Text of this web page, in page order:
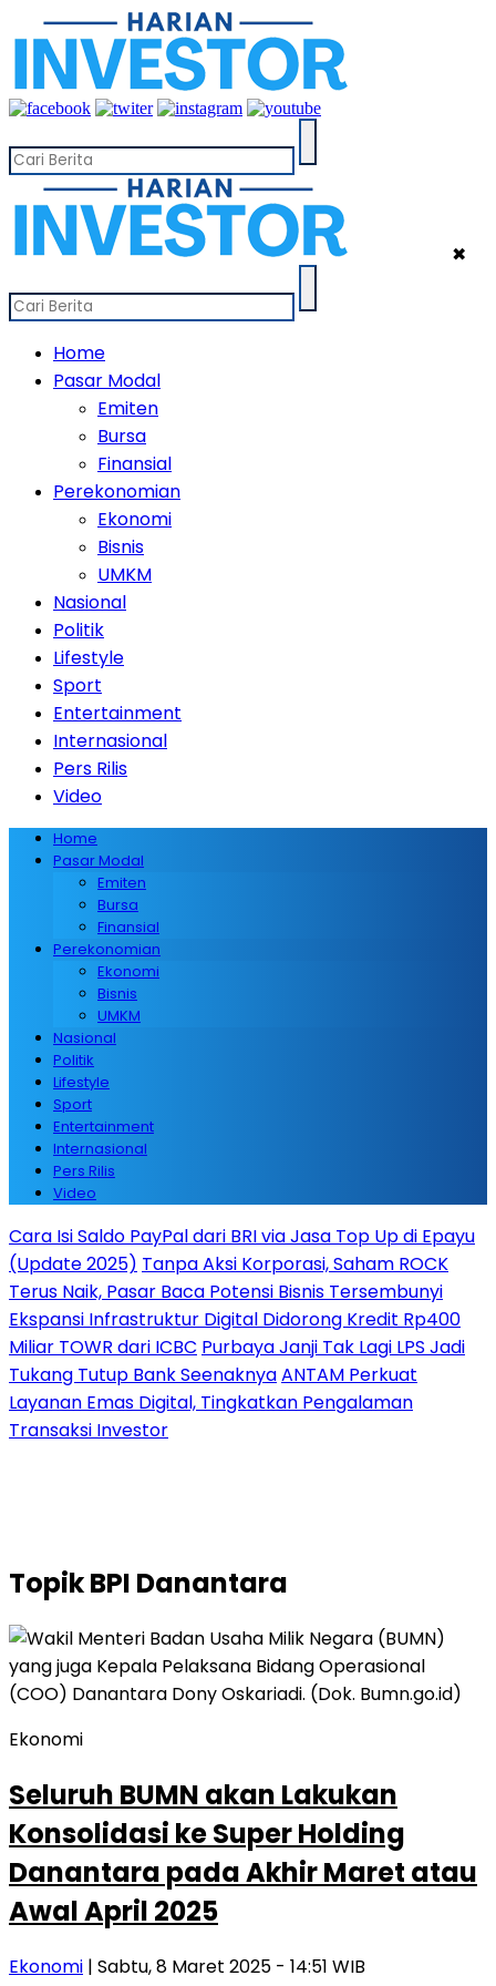
✖
Home
Pasar Modal
Emiten
Bursa
Finansial
Perekonomian
Ekonomi
Bisnis
UMKM
Nasional
Politik
Lifestyle
Sport
Entertainment
Internasional
Pers Rilis
Video
Home
Pasar Modal
Emiten
Bursa
Finansial
Perekonomian
Ekonomi
Bisnis
UMKM
Nasional
Politik
Lifestyle
Sport
Entertainment
Internasional
Pers Rilis
Video
Cara Isi Saldo PayPal dari BRI via Jasa Top Up di Epayu
(Update 2025) Tanpa Aksi Korporasi, Saham ROCK
Terus Naik, Pasar Baca Potensi Bisnis Tersembunyi
Ekspansi Infrastruktur Digital Didorong Kredit Rp400
Miliar TOWR dari ICBC Purbaya Janji Tak Lagi LPS Jadi
Tukang Tutup Bank SeenaknyaANTAM Perkuat
Layanan Emas Digital, Tingkatkan Pengalaman
Transaksi Investor
TopikBPI Danantara
Ekonomi
Seluruh BUMN akan Lakukan
Konsolidasi ke Super Holding
Danantara pada Akhir Maret atau
Awal April 2025
Ekonomi | Sabtu, 8 Maret 2025 - 14:51 WIB